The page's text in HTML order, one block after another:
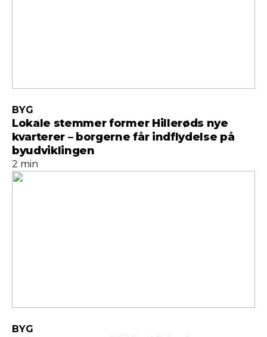
Lokale stemmer former Hillerøds nye
kvarterer – borgerne får indflydelse på
byudviklingen
BYG
2 min
BYG